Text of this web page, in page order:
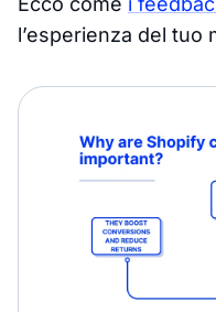
l’esperienza del tuo